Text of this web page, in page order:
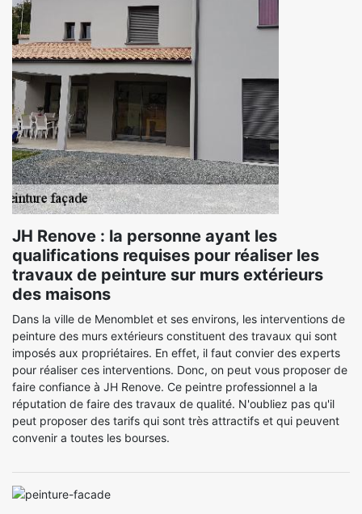
JH Renove : la personne ayant les
qualifications requises pour réaliser les
travaux de peinture sur murs extérieurs
des maisons
Dans la ville de Menomblet et ses environs, les interventions de
peinture des murs extérieurs constituent des travaux qui sont
imposés aux propriétaires. En effet, il faut convier des experts
pour réaliser ces interventions. Donc, on peut vous proposer de
faire confiance à JH Renove. Ce peintre professionnel a la
réputation de faire des travaux de qualité. N'oubliez pas qu'il
peut proposer des tarifs qui sont très attractifs et qui peuvent
convenir a toutes les bourses.